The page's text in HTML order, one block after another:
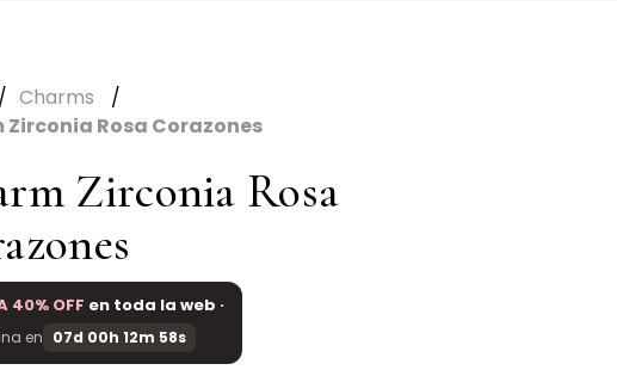
Charms
Zirconia Rosa Corazones
Zirconia Rosa
40% OFF en toda la web ·
en 07d 00h 12m 58s